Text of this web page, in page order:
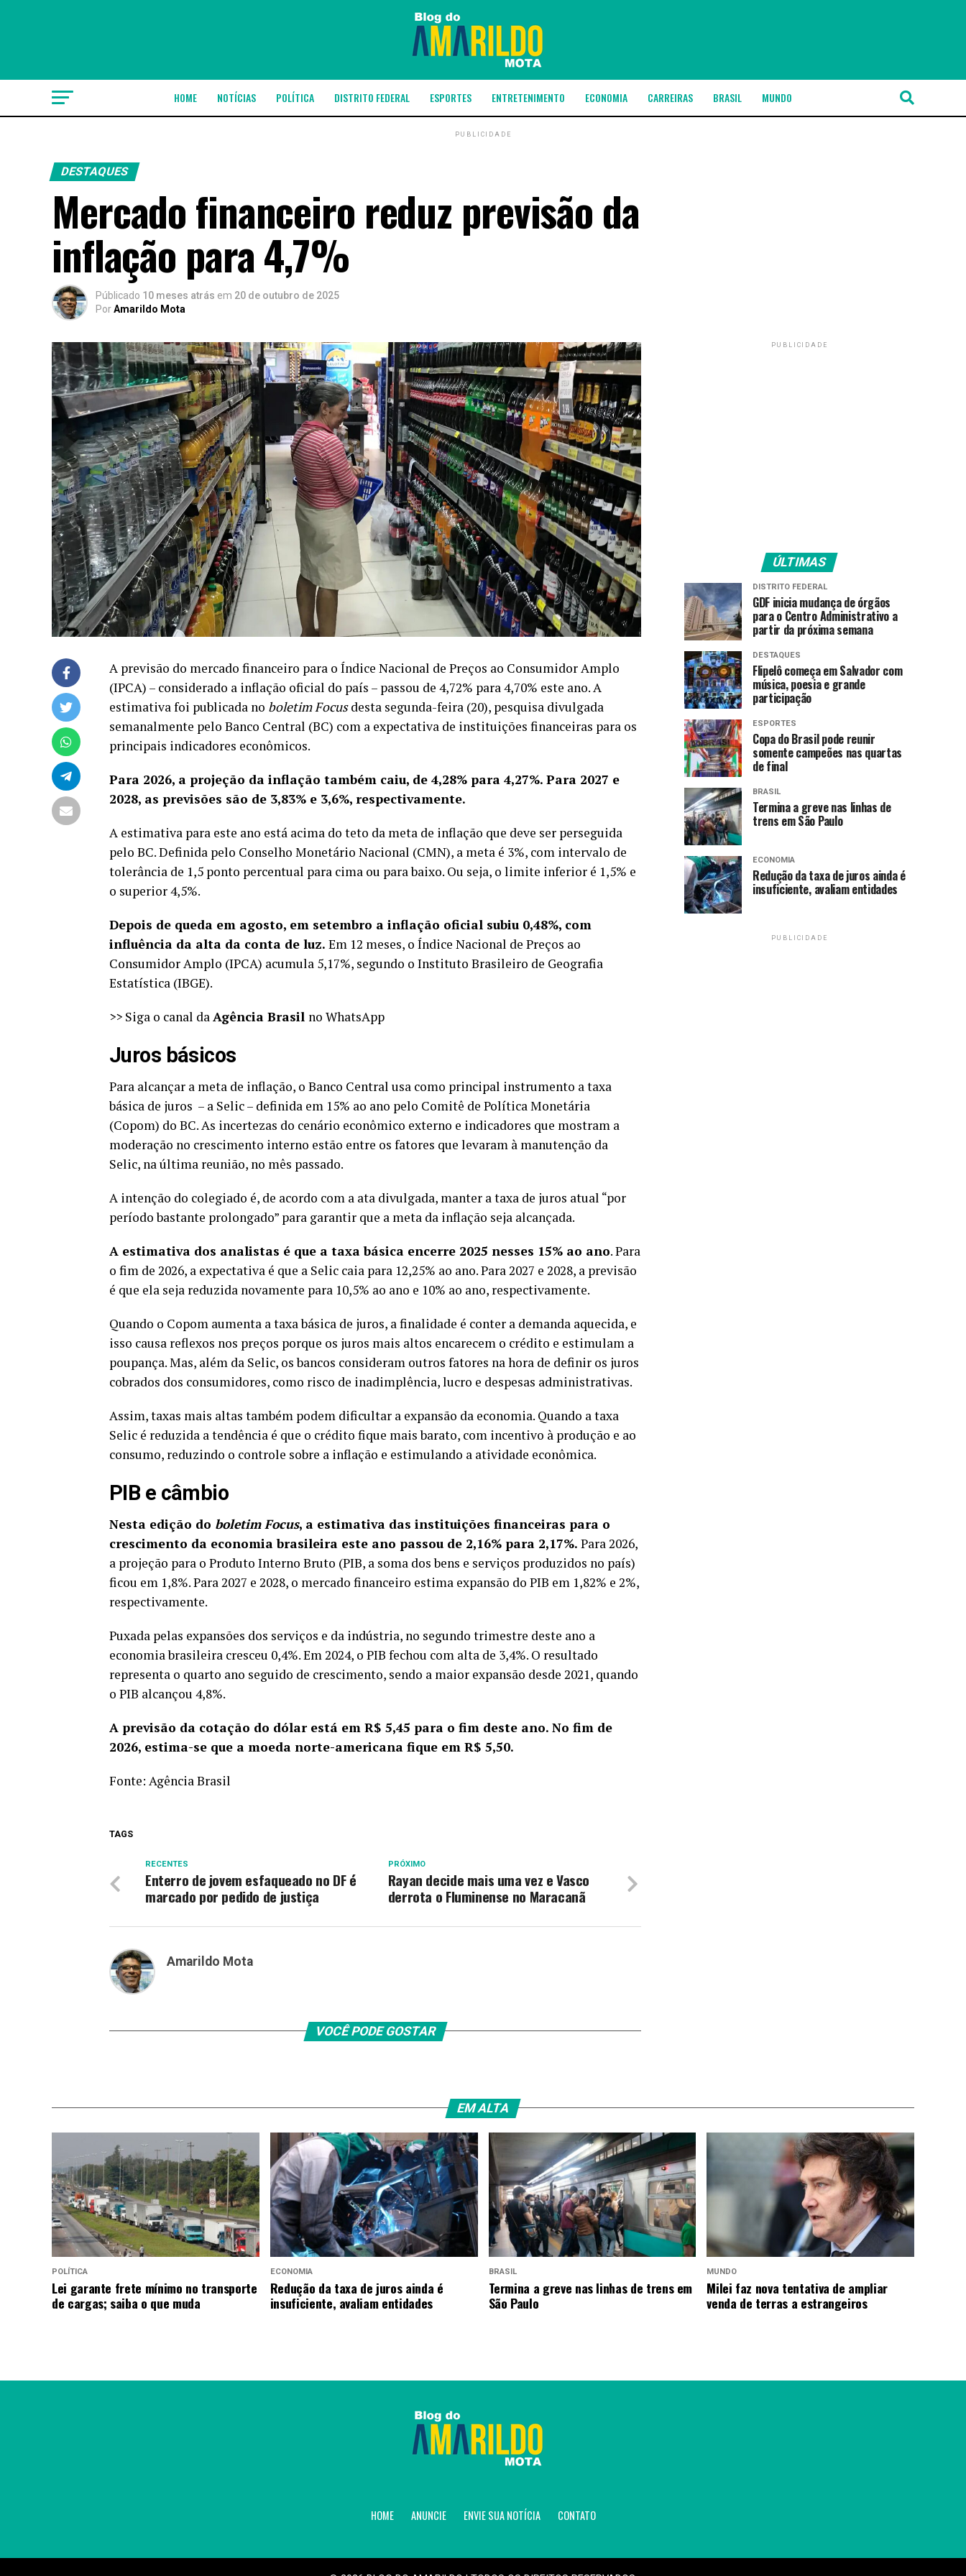
HOME NOTÍCIAS POLÍTICA DISTRITO FEDERAL ESPORTES ENTRETENIMENTO ECONOMIA CARREIRAS BRASIL MUNDO
PUBLICIDADE
DESTAQUES
Mercado financeiro reduz previsão da
inflação para 4,7%
Públicado 10 meses atrás em 20 de outubro de 2025
PorAmarildo Mota
A previsão do mercado financeiro para o Índice Nacional de Preços ao Consumidor Amplo
(IPCA) – considerado a inflação oficial do país – passou de 4,72% para 4,70% este ano. A
estimativa foi publicada no boletim Focusdesta segunda-feira (20), pesquisa divulgada
semanalmente pelo Banco Central (BC) com a expectativa de instituições financeiras para os
principais indicadores econômicos.
Para 2026, a projeção da inflação também caiu, de 4,28% para 4,27%. Para 2027 e
2028, as previsões são de 3,83% e 3,6%, respectivamente.
A estimativa para este ano está acima do teto da meta de inflação que deve ser perseguida
pelo BC. Definida pelo Conselho Monetário Nacional (CMN), a meta é 3%, com intervalo de
tolerância de 1,5 ponto percentual para cima ou para baixo. Ou seja, o limite inferior é 1,5% e
o superior 4,5%.
Depois de queda em agosto, em setembro a inflação oficial subiu 0,48%, com
influência da alta da conta de luz. Em 12 meses, o Índice Nacional de Preços ao
Consumidor Amplo (IPCA) acumula 5,17%, segundo o Instituto Brasileiro de Geografia
Estatística (IBGE).
>> Siga o canal daAgência Brasil no WhatsApp
Juros básicos
Para alcançar a meta de inflação, o Banco Central usa como principal instrumento a taxa
básica de juros – a Selic – definida em 15% ao ano pelo Comitê de Política Monetária
(Copom) do BC. As incertezas do cenário econômico externo e indicadores que mostram a
moderação no crescimento interno estão entre os fatores que levaram à manutenção da
Selic, na última reunião, no mês passado.
A intenção do colegiado é, de acordo com a ata divulgada, manter a taxa de juros atual “por
período bastante prolongado” para garantir que a meta da inflação seja alcançada.
A estimativa dos analistas é que a taxa básica encerre 2025 nesses 15% ao ano. Para
o fim de 2026, a expectativa é que a Selic caia para 12,25% ao ano. Para 2027 e 2028, a previsão
é que ela seja reduzida novamente para 10,5% ao ano e 10% ao ano, respectivamente.
Quando o Copom aumenta a taxa básica de juros, a finalidade é conter a demanda aquecida, e
isso causa reflexos nos preços porque os juros mais altos encarecem o crédito e estimulam a
poupança. Mas, além da Selic, os bancos consideram outros fatores na hora de definir os juros
cobrados dos consumidores, como risco de inadimplência, lucro e despesas administrativas.
Assim, taxas mais altas também podem dificultar a expansão da economia. Quando a taxa
Selic é reduzida a tendência é que o crédito fique mais barato, com incentivo à produção e ao
consumo, reduzindo o controle sobre a inflação e estimulando a atividade econômica.
PIB e câmbio
Nesta edição do boletim Focus, a estimativa das instituições financeiras para o
crescimento da economia brasileira este ano passou de 2,16% para 2,17%. Para 2026,
a projeção para o Produto Interno Bruto (PIB, a soma dos bens e serviços produzidos no país)
ficou em 1,8%. Para 2027 e 2028, o mercado financeiro estima expansão do PIB em 1,82% e 2%,
respectivamente.
Puxada pelas expansões dos serviços e da indústria, no segundo trimestre deste ano a
economia brasileira cresceu 0,4%. Em 2024, o PIB fechou com alta de 3,4%. O resultado
representa o quarto ano seguido de crescimento, sendo a maior expansão desde 2021, quando
o PIB alcançou 4,8%.
A previsão da cotação do dólar está em R$ 5,45 para o fim deste ano. No fim de
2026, estima-se que a moeda norte-americana fique em R$ 5,50.
Fonte: Agência Brasil
TAGS
PRÓXIMO
Rayan decide mais uma vez e Vasco
derrota o Fluminense no Maracanã
RECENTES
Enterro de jovem esfaqueado no DF é
marcado por pedido de justiça
Amarildo Mota
VOCÊ PODE GOSTAR
PUBLICIDADE
ÚLTIMAS
DISTRITO FEDERAL
GDF inicia mudança de órgãos
para o Centro Administrativo a
partir da próxima semana
DESTAQUES
Flipelô começa em Salvador com
música, poesia e grande
participação
ESPORTES
Copa do Brasil pode reunir
somente campeões nas quartas
de final
BRASIL
Termina a greve nas linhas de
trens em São Paulo
ECONOMIA
Redução da taxa de juros ainda é
insuficiente, avaliam entidades
PUBLICIDADE
EM ALTA
POLÍTICA
Lei garante frete mínimo no transporte
de cargas; saiba o que muda
ECONOMIA
Redução da taxa de juros ainda é
insuficiente, avaliam entidades
BRASIL
Termina a greve nas linhas de trens em
São Paulo
MUNDO
Milei faz nova tentativa de ampliar
venda de terras a estrangeiros
HOME ANUNCIE ENVIE SUA NOTÍCIA CONTATO